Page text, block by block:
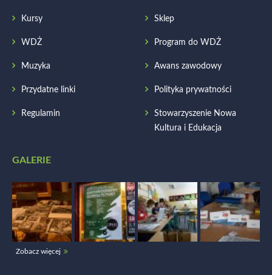
Kursy Sklep
WDŻ Program do WDŻ
Muzyka Awans zawodowy
Przydatne linki Polityka prywatności
Regulamin
Stowarzyszenie Nowa
Kultura i Edukacja
GALERIE
Zobacz więcej